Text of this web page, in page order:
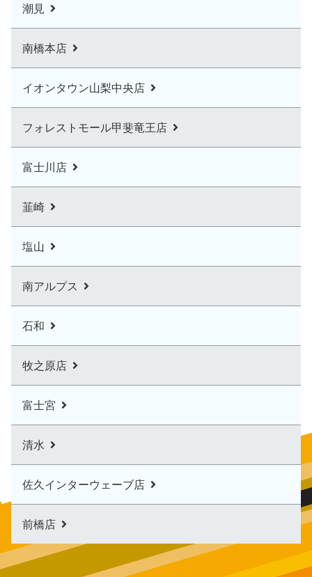
潮見
南橋本店
イオンタウン山梨中央店
フォレストモール甲斐竜王店
富士川店
韮崎
塩山
南アルプス
石和
牧之原店
富士宮
清水
佐久インターウェーブ店
前橋店